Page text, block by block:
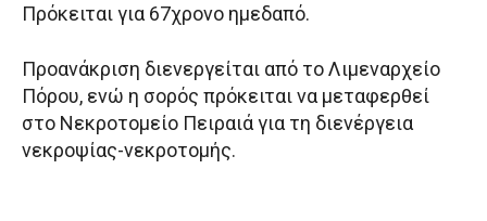
Πρόκειται για 67χρονο ημεδαπό.
Προανάκριση διενεργείται από το Λιμεναρχείο
Πόρου, ενώ η σορός πρόκειται να μεταφερθεί
στο Νεκροτομείο Πειραιά για τη διενέργεια
νεκροψίας-νεκροτομής.